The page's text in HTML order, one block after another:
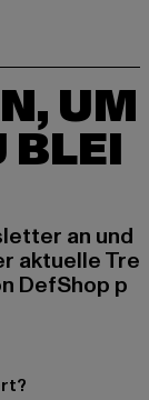
UM
BLEI
an und
aktuelle Tre
DefShop p